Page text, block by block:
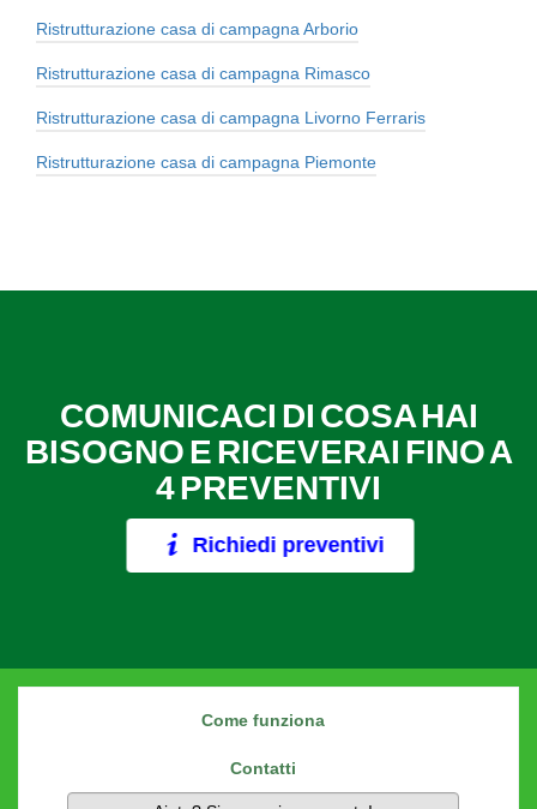
Ristrutturazione casa di campagna Arborio
Ristrutturazione casa di campagna Rimasco
Ristrutturazione casa di campagna Livorno Ferraris
Ristrutturazione casa di campagna Piemonte
COMUNICACI DI COSA HAI
BISOGNO E RICEVERAI FINO A
4 PREVENTIVI
Richiedi preventivi
Come funziona
Contatti